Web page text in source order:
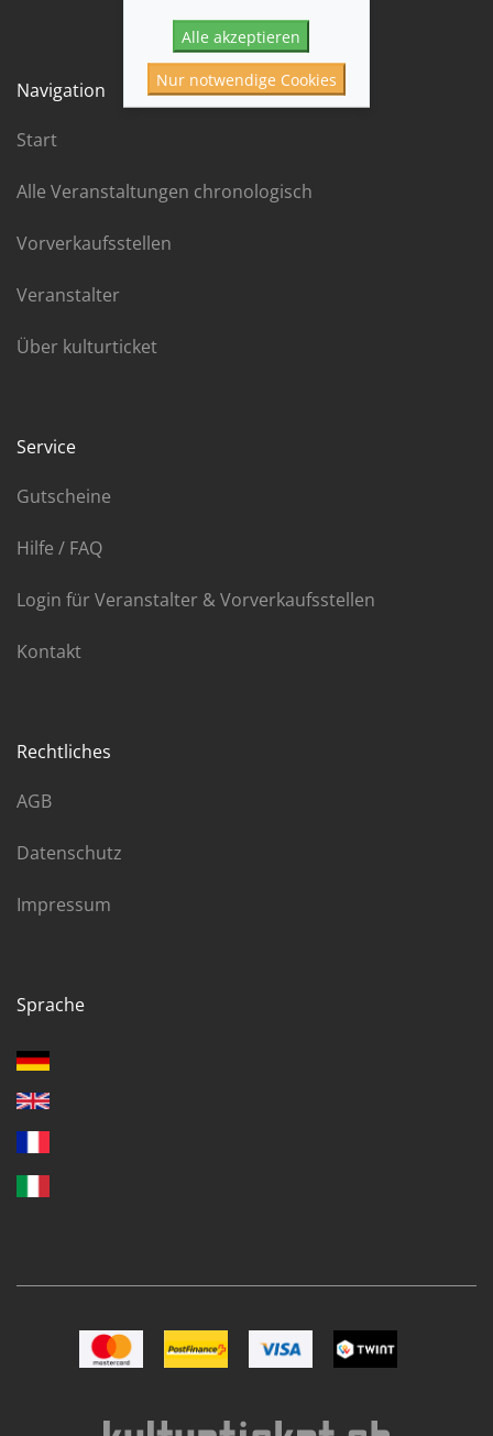
Navigation
Start
Alle Veranstaltungen chronologisch
Vorverkaufsstellen
Veranstalter
Über kulturticket
Service
Gutscheine
Hilfe / FAQ
Login für Veranstalter & Vorverkaufsstellen
Kontakt
Rechtliches
AGB
Datenschutz
Impressum
Sprache
Bild MastercardBild Postfinance
Bild VISA Bild TWINT
Alle akzeptieren
Nur notwendige Cookies